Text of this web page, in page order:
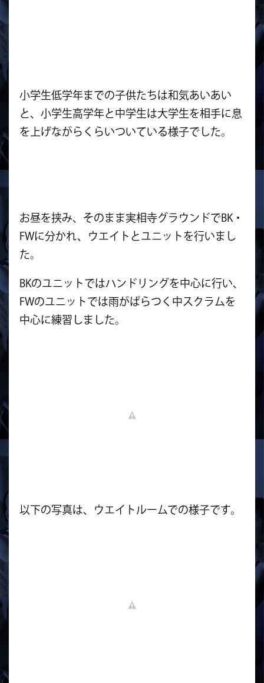
小学生低学年までの子供たちは和気あいあい
と、小学生高学年と中学生は大学生を相手に息
を上げながらくらいついている様子でした。
お昼を挟み、そのまま実相寺グラウンドでBK・
FWに分かれ、ウエイトとユニットを行いまし
た。
BKのユニットではハンドリングを中心に行い、
FWのユニットでは雨がぱらつく中スクラムを
中心に練習しました。
以下の写真は、ウエイトルームでの様子です。